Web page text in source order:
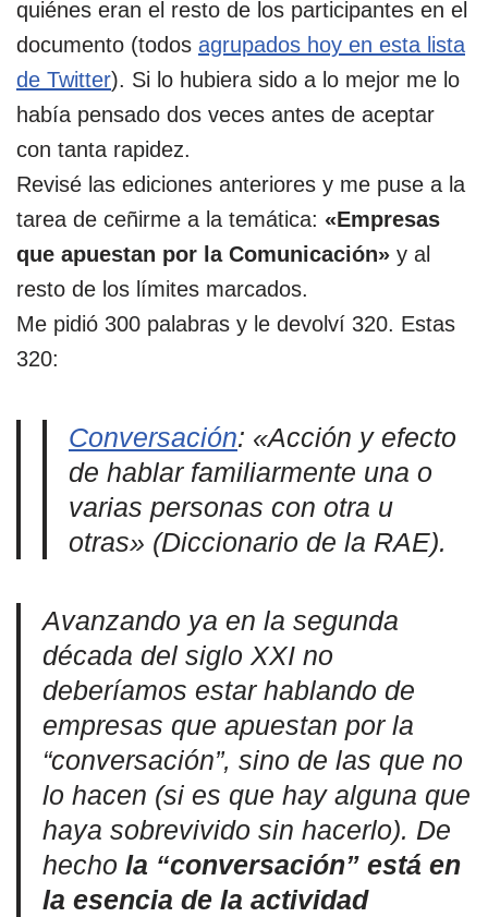
quiénes eran el resto de los participantes en el
documento (todos agrupados hoy en esta lista
de Twitter). Si lo hubiera sido a lo mejor me lo
había pensado dos veces antes de aceptar
con tanta rapidez.
Revisé las ediciones anteriores y me puse a la
tarea de ceñirme a la temática: «Empresas
que apuestan por la Comunicación» y al
resto de los límites marcados.
Me pidió 300 palabras y le devolví 320. Estas
320:
Conversación: «Acción y efecto
de hablar familiarmente una o
varias personas con otra u
otras» (Diccionario de la RAE).
Avanzando ya en la segunda
década del siglo XXI no
deberíamos estar hablando de
empresas que apuestan por la
“conversación”, sino de las que no
lo hacen (si es que hay alguna que
haya sobrevivido sin hacerlo). De
hecho la “conversación” está en
la esencia de la actividad